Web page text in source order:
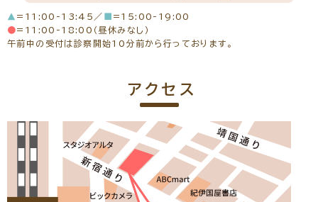
▲ =11:00-13:45／ ■ =15:00-19:00
●=11:00-18:00（昼休みなし）
午前中の受付は診察開始10分前から行っております。
アクセス